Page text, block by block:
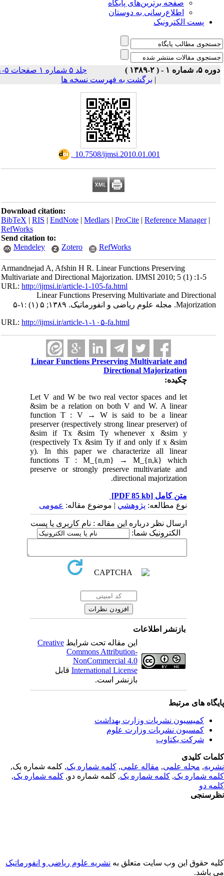
صفحه برترین‌های پایگاه
اطلاع‌رسانی به دوستان
پست الکترونیک
۵، شماره ۱ - ( ۲-۱۳۸۹ )
جلد ۵ شماره ۱ صفحات ۵-۱
برگشت به فهرست نسخه ها
‎ 10.7508/ijmsi.2010.01.001
Download citation:
BibTeX|RIS|EndNote|Medlars|ProCite|Reference Manager
RefWorks
Send citation to:
Mendeley
Zotero RefWorks
Armandnejad A, Afshin H R. Linear Functions Preserving
Multivariate and Directional Majorization. IJMSI 2010; 5 (1) :1-5
URL:http://ijmsi.ir/article-1-105-fa.html
Linear Functions Preserving Multivariate and Directional
Majorization. مجله علوم ریاضی و انفورماتیک. ۱۳۸۹; ۵ (۱) :۱-۵
URL:http://ijmsi.ir/article-۱-۱۰۵-fa.html
Linear Functions Preserving Multivariate and
Directional Majorization
چکیده:
Let V and W be two real vector spaces and let
&sim be a relation on both V and W. A linear
function T : V → W is said to be a linear
preserver (respectively strong linear preserver) of
&sim if Tx &sim Ty whenever x &sim y
(respectively Tx &sim Ty if and only if x &sim
y). In this paper we characterize all linear
functions T : M_{n,m} → M_{n,k} which
preserve or strongly preserve multivariate and
directional majorization.
متن کامل[PDF 85 kb]
نوع مطالعه:پژوهشي| موضوع مقاله:عمومى
ارسال نظر درباره این مقاله : نام کاربری یا پست
الکترونیک شما:
بازنشر اطلاعات
این مقاله تحت شرایطCreative
Commons Attribution-
NonCommercial 4.0
International Licenseقابل
بازنشر است.
های مرتبط
کمیسیون نشریات وزارت بهداشت
کمسیون نشریات وزارت علوم
شرکت یکتاوب
کلیدی
,مجله علمی, مقاله علمی, کلمه شماره یک, کلمه شماره یک,
شماره یک,کلمه شماره یک, کلمه شماره دو,کلمه شماره یک,
دو
حقوق این وب سایت متعلق بهنشریه علوم ریاضی و انفورماتیک
باشد.